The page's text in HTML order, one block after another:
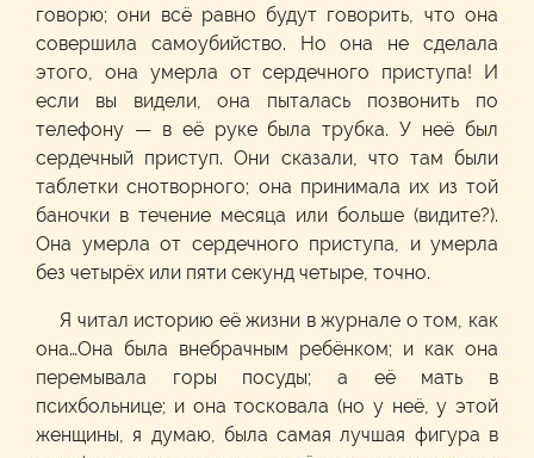
говорю; они всё равно будут говорить, что она
совершила самоубийство. Но она не сделала
этого, она умерла от сердечного приступа! И
если вы видели, она пыталась позвонить по
телефону — в её руке была трубка. У неё был
сердечный приступ. Они сказали, что там были
таблетки снотворного; она принимала их из той
баночки в течение месяца или больше (видите?).
Она умерла от сердечного приступа, и умерла
без четырёх или пяти секунд четыре, точно.
Я читал историю её жизни в журнале о том, как
она…Она была внебрачным ребёнком; и как она
перемывала горы посуды; а её мать в
психбольнице; и она тосковала (но у неё, у этой
женщины, я думаю, была самая лучшая фигура в